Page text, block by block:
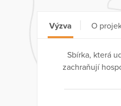
Výzva O
Sbírka, která
zachraňují